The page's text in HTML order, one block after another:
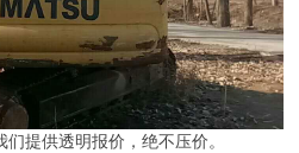
们提供透明报价，绝不压价。